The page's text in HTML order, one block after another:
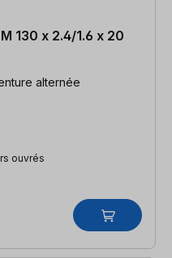
130 x 2.4/1.6 x 20
alternée
ouvrés